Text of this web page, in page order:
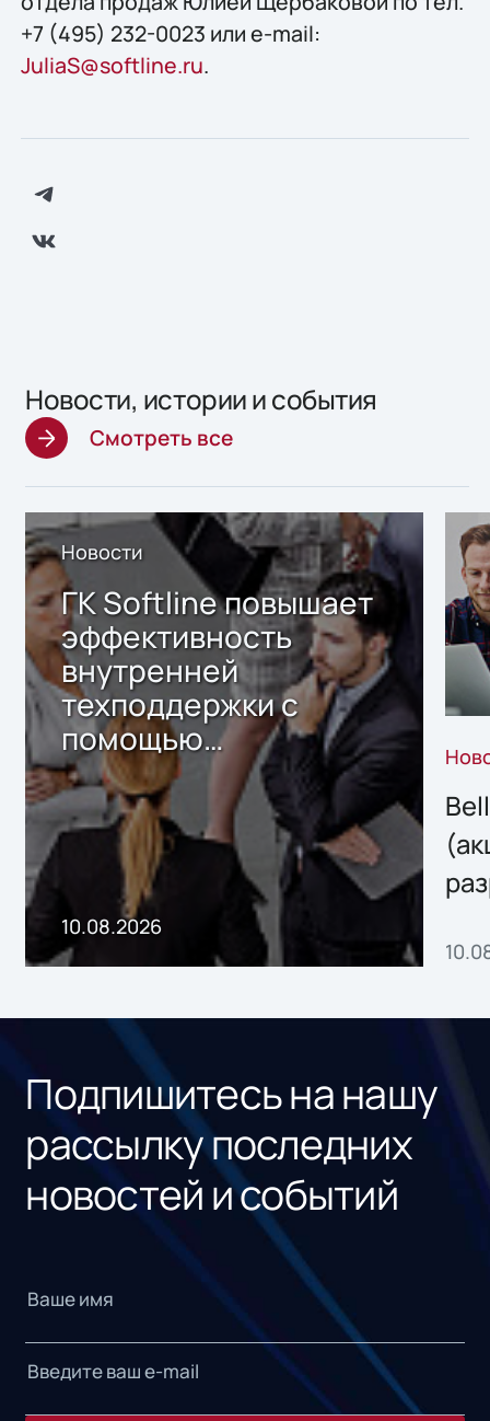
+7 (495) 232-0023 или e-mail:
JuliaS@softline.ru.
Новости, истории и события
Смотреть все
Новости
ГК Softline повышает
эффективность
внутренней
техподдержки с
помощью
собственного ИИ-
сервиса
10.08.2026
Подпишитесь на нашу
рассылку последних
новостей и событий